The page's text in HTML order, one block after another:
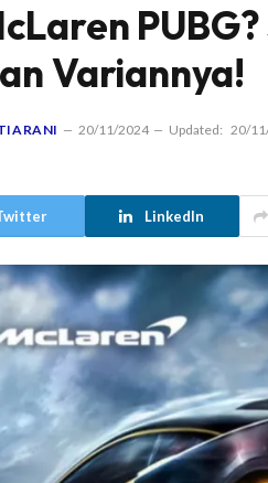
Variannya!
20/11/2024 Updated: 20/
LinkedIn